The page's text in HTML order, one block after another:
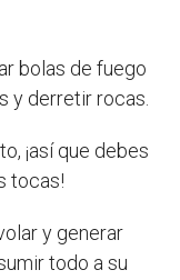
bolas de fuego
y derretir rocas.
¡así que debes
tocas!
y generar
todo a su